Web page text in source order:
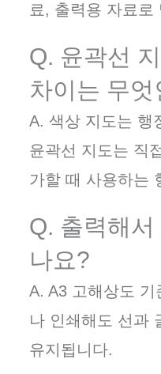
료, 출력용 자료로
Q. 윤곽선
차이는 무엇
A. 색상 지도는 행
윤곽선 지도는 직
가할 때 사용하는
Q. 출력해
나요?
A. A3 고해상도 기
나 인쇄해도 선과
유지됩니다.